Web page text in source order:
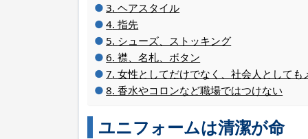
ヘアスタイル
指先
シューズ、ストッキング
襟、名札、ボタン
女性としてだけでなく、社会人としても
香水やコロンなど職場ではつけない
ユニフォームは清潔が命